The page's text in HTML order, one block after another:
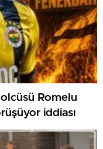
Romelu
iddiası